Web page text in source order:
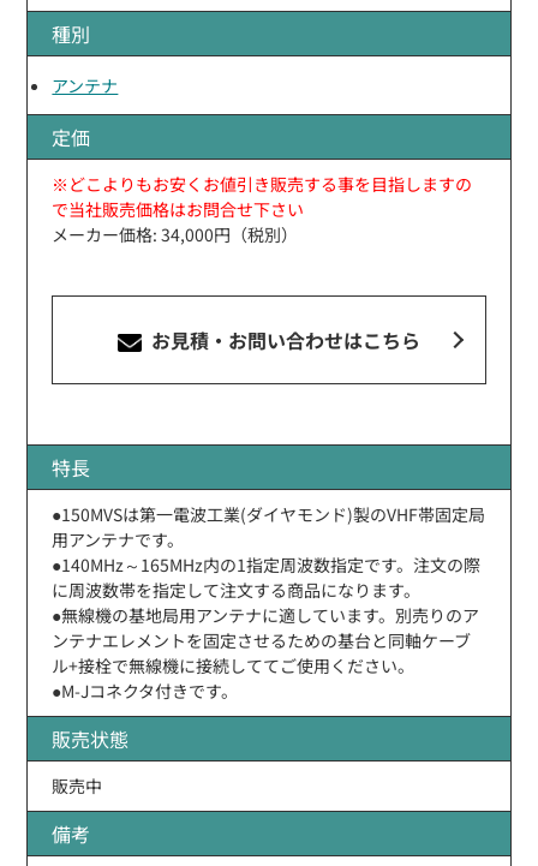
種別
アンテナ
定価
※どこよりもお安くお値引き販売する事を目指しますの
で当社販売価格はお問合せ下さい
メーカー価格: 34,000円（税別）
お見積・お問い合わせはこちら
特長
●150MVSは第一電波工業(ダイヤモンド)製のVHF帯固定局
用アンテナです。
●140MHz～165MHz内の1指定周波数指定です。注文の際
に周波数帯を指定して注文する商品になります。
●無線機の基地局用アンテナに適しています。別売りのア
ンテナエレメントを固定させるための基台と同軸ケーブ
ル+接栓で無線機に接続しててご使用ください。
●M-Jコネクタ付きです。
販売状態
販売中
備考